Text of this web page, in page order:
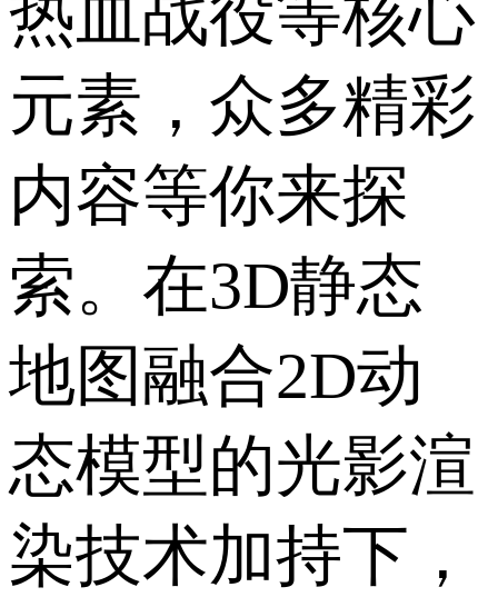
热血战役等核心
元素，众多精彩
内容等你来探
索。在3D静态
地图融合2D动
态模型的光影渲
染技术加持下，